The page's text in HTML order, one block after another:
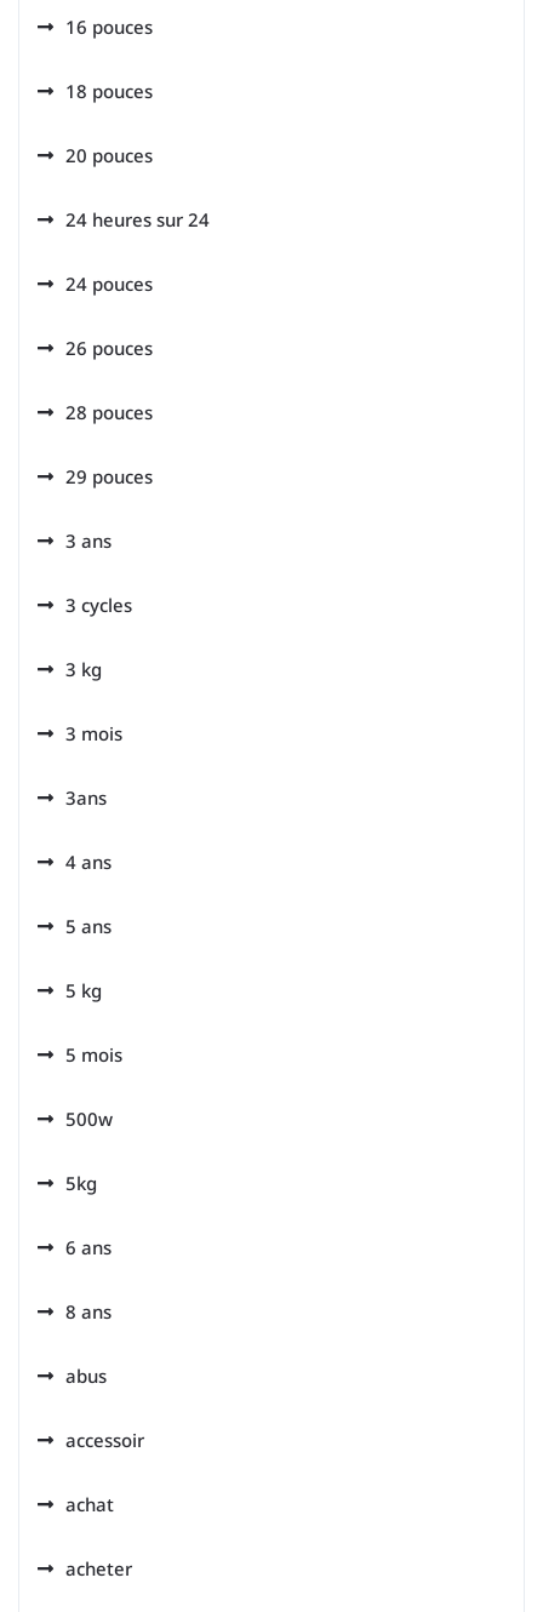
16 pouces
18 pouces
20 pouces
24 heures sur 24
24 pouces
26 pouces
28 pouces
29 pouces
3 ans
3 cycles
3 kg
3 mois
3ans
4 ans
5 ans
5 kg
5 mois
500w
5kg
6 ans
8 ans
abus
accessoir
achat
acheter